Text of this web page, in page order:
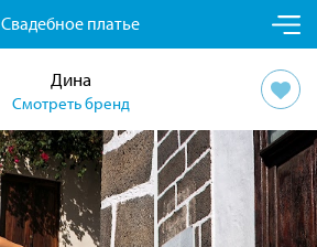
Свадебное платье
Дина
Смотреть бренд